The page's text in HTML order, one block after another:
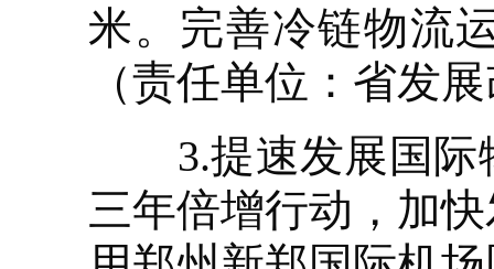
米。完善冷链物流
（责任单位：省发
3.提速发展国际
三年倍增行动，加